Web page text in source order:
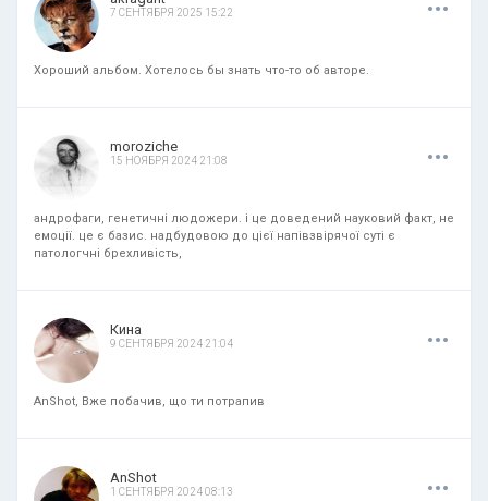
7 СЕНТЯБРЯ 2025 15:22
Хороший альбом. Хотелось бы знать что-то об авторе.
moroziche
15 НОЯБРЯ 2024 21:08 ...
андрофаги, генетичні людожери. і це доведений науковий факт, не
емоції. це є базис. надбудовою до цієї напівзвірячої суті є
патологчні брехливість,
Кина
9 СЕНТЯБРЯ 2024 21:04 ...
AnShot, Вже побачив, що ти потрапив
AnShot
1 СЕНТЯБРЯ 2024 08:13 ...